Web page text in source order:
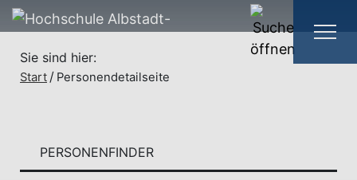
Sie sind hier:
Start Personendetailseite
PERSONENFINDER